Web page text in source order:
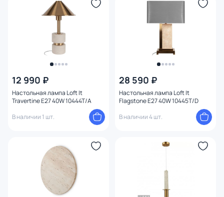
12 990 ₽
Настольная лампа Loft It
Travertine E27 40W 10444T/A
В наличии 1 шт.
28 590 ₽
Настольная лампа Loft It
Flagstone E27 40W 10445T/D
В наличии 4 шт.
Конструкция